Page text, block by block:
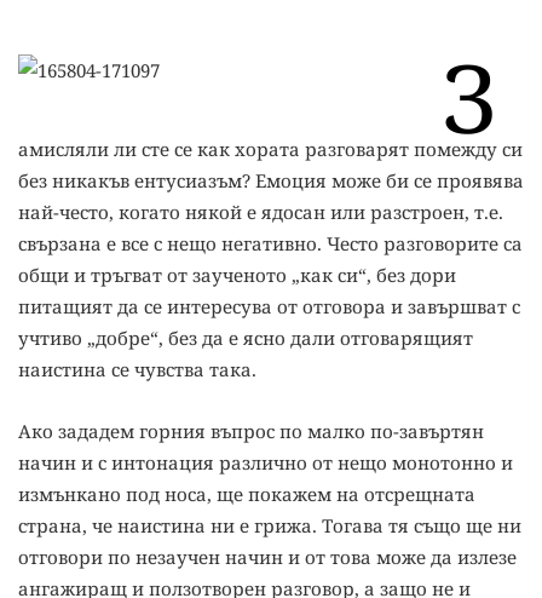
З
амисляли ли сте се как хората разговарят помежду си
без никакъв ентусиазъм? Емоция може би се проявява
най-често, когато някой е ядосан или разстроен, т.е.
свързана е все с нещо негативно. Често разговорите са
общи и тръгват от заученото „как си“, без дори
питащият да се интересува от отговора и завършват с
учтиво „добре“, без да е ясно дали отговарящият
наистина се чувства така.
Ако зададем горния въпрос по малко по-завъртян
начин и с интонация различно от нещо монотонно и
измънкано под носа, ще покажем на отсрещната
страна, че наистина ни е грижа. Тогава тя също ще ни
отговори по незаучен начин и от това може да излезе
ангажиращ и ползотворен разговор, а защо не и